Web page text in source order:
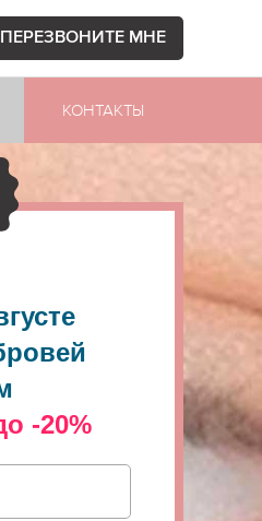
ПЕРЕЗВОНИТЕ МНЕ
КОНТАКТЫ
-20%